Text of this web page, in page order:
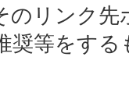
リンク先
奨等をす